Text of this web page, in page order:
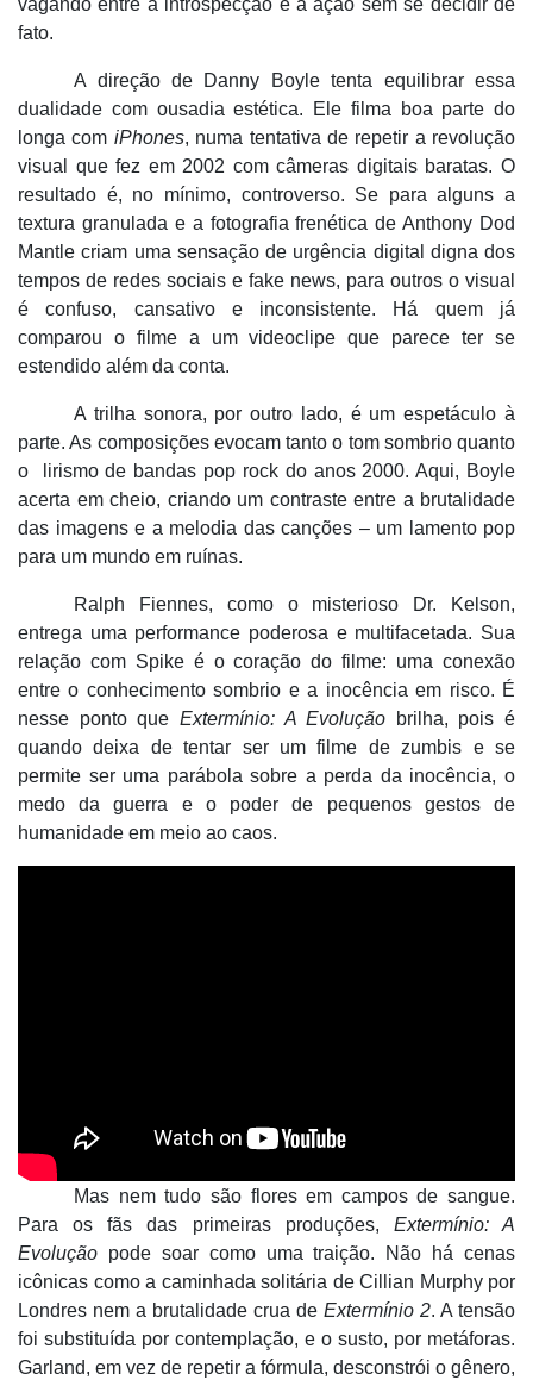
vagando entre a introspecção e a ação sem se decidir de
fato.
A direção de Danny Boyle tenta equilibrar essa
dualidade com ousadia estética. Ele filma boa parte do
longa com iPhones, numa tentativa de repetir a revolução
visual que fez em 2002 com câmeras digitais baratas. O
resultado é, no mínimo, controverso. Se para alguns a
textura granulada e a fotografia frenética de Anthony Dod
Mantle criam uma sensação de urgência digital digna dos
tempos de redes sociais e fake news, para outros o visual
éconfuso, cansativo e inconsistente. Há quem já
comparou o filme a um videoclipe que parece ter se
estendido além da conta.
A trilha sonora, por outro lado, é um espetáculo à
parte. As composições evocam tanto o tom sombrio quanto
o
lirismo de bandas pop rock do anos 2000. Aqui, Boyle
acerta em cheio, criando um contraste entre a brutalidade
das imagens e a melodia das canções – um lamento pop
para um mundo em ruínas.
Ralph Fiennes, como o misterioso Dr. Kelson,
entrega uma performance poderosa e multifacetada. Sua
relação com Spike é o coração do filme: uma conexão
entre o conhecimento sombrio e a inocência em risco. É
nesse ponto que Extermínio: A Evolução brilha, pois é
quando deixa de tentar ser um filme de zumbis e se
permite ser uma parábola sobre a perda da inocência, o
medo da guerra e o poder de pequenos gestos de
humanidade em meio ao caos.
Mas nem tudo são flores em campos de sangue.
Para os fãs das primeiras produções, Extermínio: A
Evolução pode soar como uma traição. Não há cenas
icônicas como a caminhada solitária de Cillian Murphy por
Londres nem a brutalidade crua de Extermínio 2. A tensão
foi substituída por contemplação, e o susto, por metáforas.
Garland, em vez de repetir a fórmula, desconstrói o gênero,